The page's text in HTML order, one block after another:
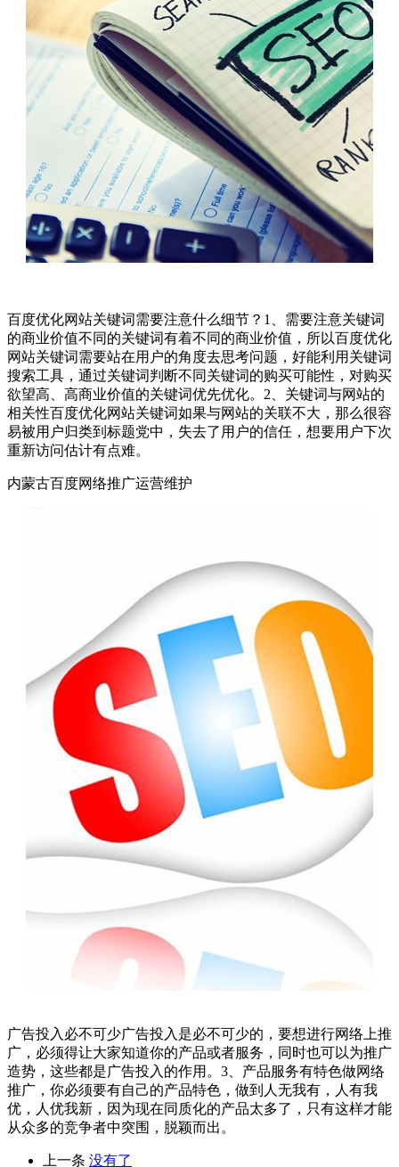
百度优化网站关键词需要注意什么细节？1、需要注意关键词
的商业价值不同的关键词有着不同的商业价值，所以百度优化
网站关键词需要站在用户的角度去思考问题，好能利用关键词
搜索工具，通过关键词判断不同关键词的购买可能性，对购买
欲望高、高商业价值的关键词优先优化。2、关键词与网站的
相关性百度优化网站关键词如果与网站的关联不大，那么很容
易被用户归类到标题党中，失去了用户的信任，想要用户下次
重新访问估计有点难。
内蒙古百度网络推广运营维护
广告投入必不可少广告投入是必不可少的，要想进行网络上推
广，必须得让大家知道你的产品或者服务，同时也可以为推广
造势，这些都是广告投入的作用。3、产品服务有特色做网络
推广，你必须要有自己的产品特色，做到人无我有，人有我
优，人优我新，因为现在同质化的产品太多了，只有这样才能
从众多的竞争者中突围，脱颖而出。
上一条 没有了